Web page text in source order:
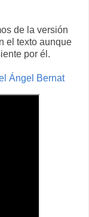
de la versión
el texto aunque
por él.
Ángel Bernat